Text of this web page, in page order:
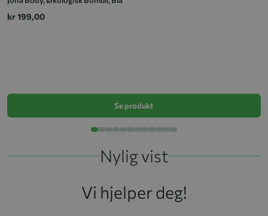
kr 199,00
Se produkt
Nylig vist
Vi hjelper deg!